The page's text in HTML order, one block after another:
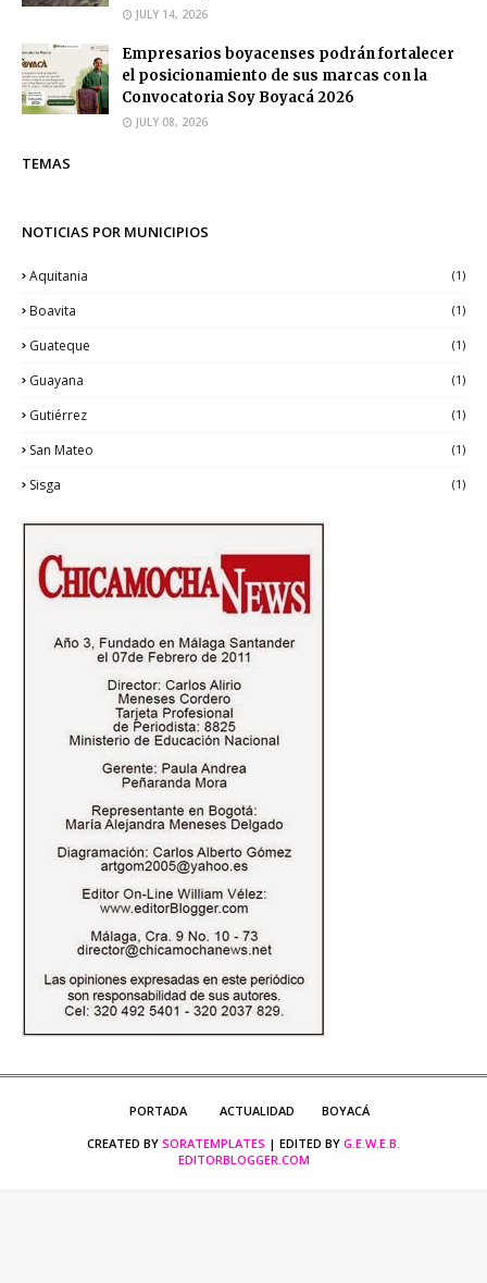
JULY 14, 2026
Empresarios boyacenses podrán fortalecer
el posicionamiento de sus marcas con la
Convocatoria Soy Boyacá 2026
JULY 08, 2026
TEMAS
NOTICIAS POR MUNICIPIOS
Aquitania (1)
Boavita (1)
Guateque (1)
Guayana (1)
Gutiérrez (1)
San Mateo (1)
Sisga (1)
PORTADA ACTUALIDAD
BOYACÁ
CREATED BY SORATEMPLATES | EDITED BY G.E.W.E.B.
EDITORBLOGGER.COM